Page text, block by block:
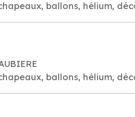
ballons, hélium,
ballons, hélium,